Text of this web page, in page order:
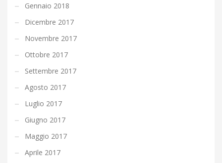
Gennaio 2018
Dicembre 2017
Novembre 2017
Ottobre 2017
Settembre 2017
Agosto 2017
Luglio 2017
Giugno 2017
Maggio 2017
Aprile 2017